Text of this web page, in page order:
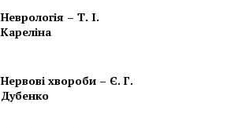
Неврологія – Т. І.
Кареліна
Нервові хвороби – Є. Г.
Дубенко